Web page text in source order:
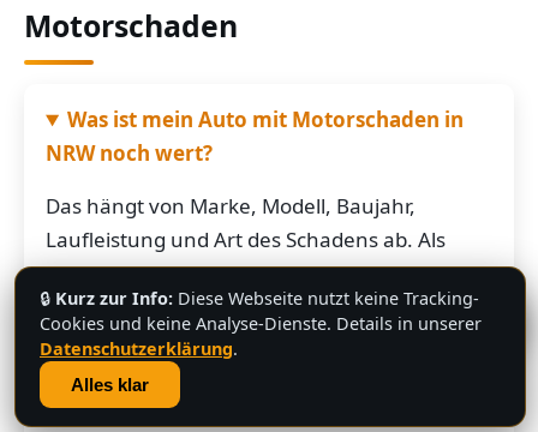
Motorschaden
Was ist mein Auto mit Motorschaden in
NRW noch wert?
Das hängt von Marke, Modell, Baujahr,
Laufleistung und Art des Schadens ab. Als
grobe Richtung: Fahrzeuge mit Motorschaden
bringen je nach Restwert der Karosserie und
der Teile oft noch mehrere hundert bis
mehrere tausend Euro. Schicken Sie uns die
Fahrzeugdaten – Sie bekommen von uns eine
💬
🔒 Kurz zur Info: Diese Webseite nutzt keine Tracking-
Cookies und keine Analyse-Dienste. Details in unserer
Datenschutzerklärung.
Alles klar